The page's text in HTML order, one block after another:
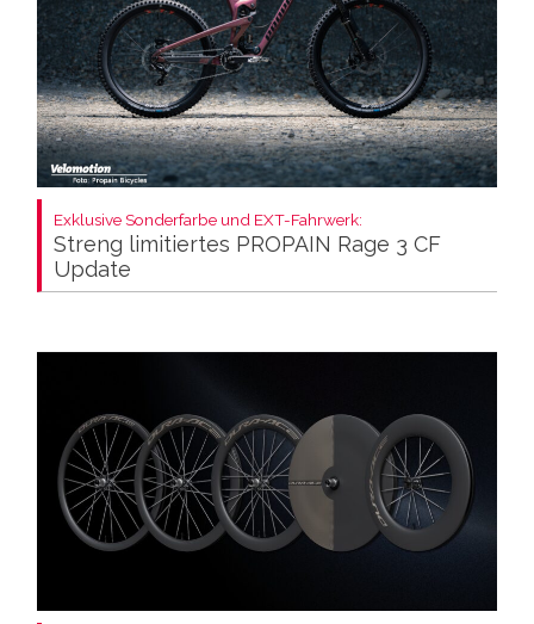
Exklusive Sonderfarbe und EXT-Fahrwerk:
Streng limitiertes PROPAIN Rage 3 CF
Update